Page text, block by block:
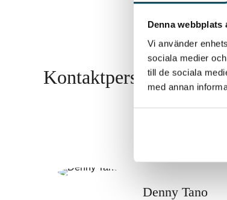
Denna webbplats
Vi använder
sociala medier
till de sociala
med annan
Kontaktpersoner
Denny Tano